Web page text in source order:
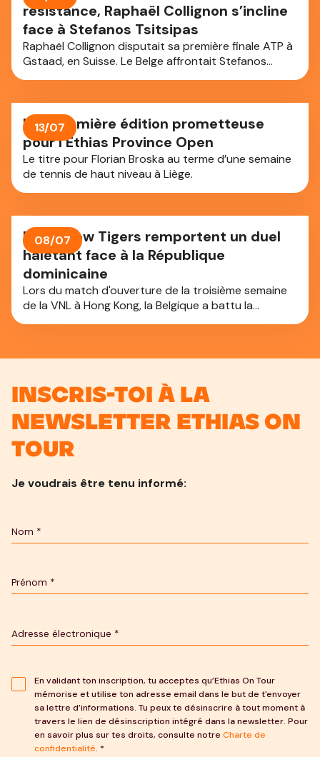
résistance, Raphaël Collignon s’incline
face à Stefanos Tsitsipas
Raphaël Collignon disputait sa première finale ATP à
Gstaad, en Suisse. Le Belge affrontait Stefanos
Tsitsipas. Si Raphaël s’est bien battu, il s’incline en
son premier titre depuis près d'un an et demi.
Une première édition prometteuse
pour l’Ethias Province Open
Le titre pour Florian Broska au terme d’une semaine
de tennis de haut niveau à Liège.
13/07
Les Yellow Tigers remportent un duel
haletant face à la République
dominicaine
Lors du match d'ouverture de la troisième semaine
de la VNL à Hong Kong, la Belgique a battu la
République dominicaine au terme d'un match
08/07
Inscris-toi à la
newsletter Ethias On
Tour
Je voudrais être tenu informé:
En validant ton inscription, tu acceptes qu’Ethias On Tour
mémorise et utilise ton adresse email dans le but de t'envoyer
sa lettre d’informations. Tu peux te désinscrire à tout moment à
travers le lien de désinscription intégré dans la newsletter. Pour
en savoir plus sur tes droits, consulte notre Charte de
confidentialité. *